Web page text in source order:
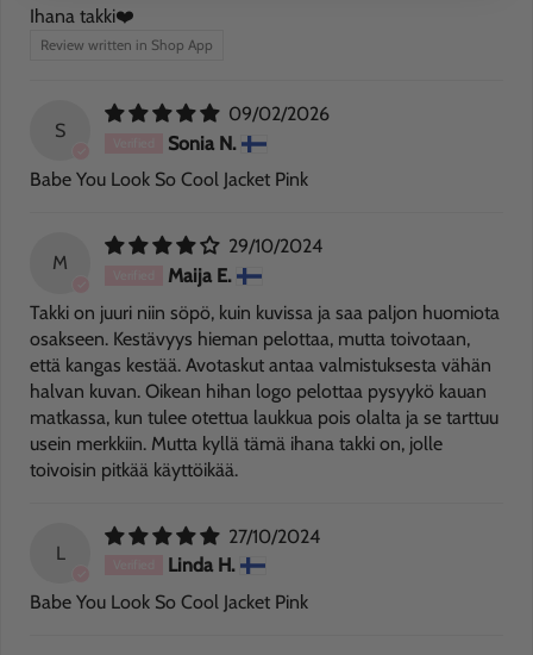
Ihana takki❤️
Review written in Shop App
S
09/02/2026
Sonia N.
Babe You Look So Cool Jacket Pink
M
29/10/2024
Maija E.
Takki on juuri niin söpö, kuin kuvissa ja saa paljon huomiota
osakseen. Kestävyys hieman pelottaa, mutta toivotaan,
että kangas kestää. Avotaskut antaa valmistuksesta vähän
halvan kuvan. Oikean hihan logo pelottaa pysyykö kauan
matkassa, kun tulee otettua laukkua pois olalta ja se tarttuu
usein merkkiin. Mutta kyllä tämä ihana takki on, jolle
toivoisin pitkää käyttöikää.
L
27/10/2024
Linda H.
Babe You Look So Cool Jacket Pink